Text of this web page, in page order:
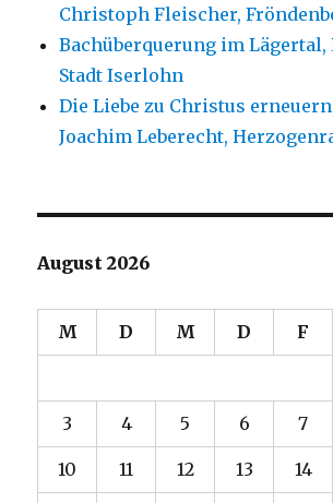
Christoph Fleischer,
Bachüberquerung im Lägertal,
Stadt Iserlohn
Die Liebe zu Christus
Joachim Leberecht,
August 2026
M D M D F
3 4 5 6 7
10 11 12 13 14